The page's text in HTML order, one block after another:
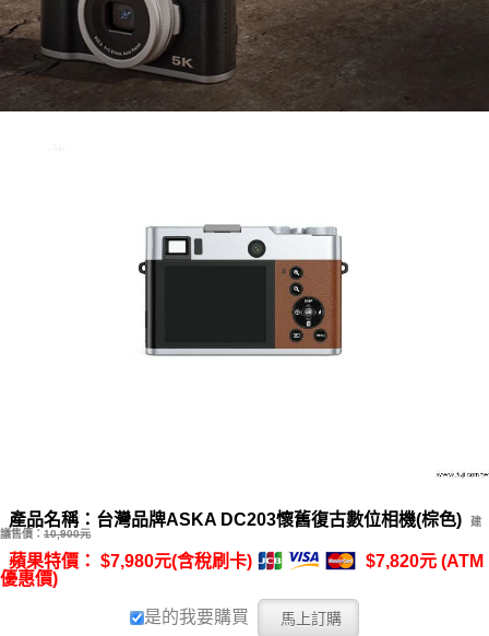
產品名稱：台灣品牌ASKA DC203懷舊復古數位相機(棕色)
建
議售價： 10,900元
蘋果特價： $7,980元(含稅刷卡)
$7,820元 (ATM
優惠價)
是的我要購買